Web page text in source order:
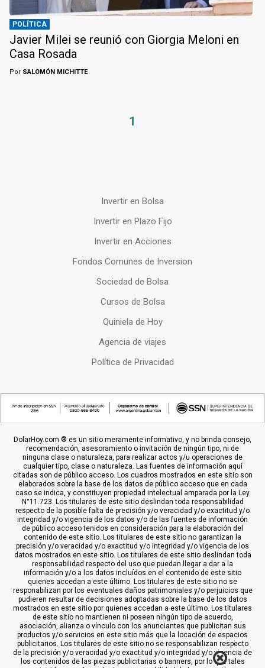
POLÍTICA
Javier Milei se reunió con Giorgia Meloni en
Casa Rosada
Por SALOMÓN MICHITTE
1
Invertir en Bolsa
Invertir en Plazo Fijo
Invertir en Acciones
Fondos Comunes de Inversion
Sociedad de Bolsa
Cursos de Bolsa
Quiniela de Hoy
Agencia de viajes
Política de Privacidad
DolarHoy.com ® es un sitio meramente informativo, y no brinda consejo,
recomendación, asesoramiento o invitación de ningún tipo, ni de
ninguna clase o naturaleza, para realizar actos y/u operaciones de
cualquier tipo, clase o naturaleza. Las fuentes de información aquí
citadas son de público acceso. Los cuadros mostrados en este sitio son
elaborados sobre la base de los datos de público acceso que en cada
caso se indica, y constituyen propiedad intelectual amparada por la Ley
N°11.723. Los titulares de este sitio deslindan toda responsabilidad
respecto de la posible falta de precisión y/o veracidad y/o exactitud y/o
integridad y/o vigencia de los datos y/o de las fuentes de información
de público acceso tenidos en consideración para la elaboración del
contenido de este sitio. Los titulares de este sitio no garantizan la
precisión y/o veracidad y/o exactitud y/o integridad y/o vigencia de los
datos mostrados en este sitio. Los titulares de este sitio deslindan toda
responsabilidad respecto del uso que puedan llegar a dar a la
información y/o a los datos incluídos en el contenido de este sitio
quienes accedan a este último. Los titulares de este sitio no se
responabilizan por los eventuales daños patrimoniales y/o perjuicios que
pudieren resultar de decisiones adoptadas sobre la base de los datos
mostrados en este sitio por quienes accedan a este último. Los titulares
de este sitio no mantienen ni poseen ningún tipo de acuerdo,
asociación, alianza o vínculo con los anunciantes que publicitan sus
productos y/o servicios en este sitio más que la locación de espacios
publicitarios. Los titulares de este sitio no se responsabilizan respecto
de la precisión y/o veracidad y/o exactitud y/o integridad y/o vigencia de
los contenidos de las piezas publicitarias o banners, por lo que tales